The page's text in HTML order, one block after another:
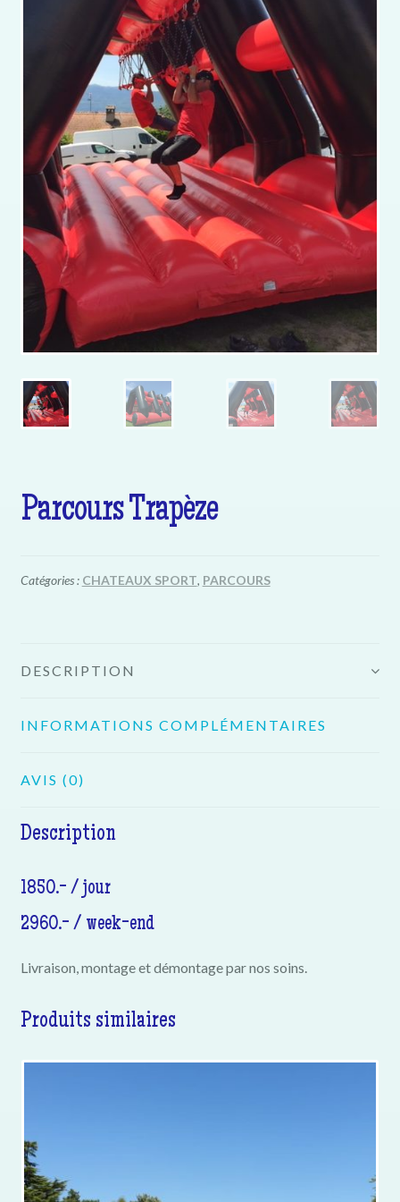
Parcours Trapèze
Catégories : CHATEAUX SPORT, PARCOURS
DESCRIPTION
INFORMATIONS COMPLÉMENTAIRES
AVIS (0)
Description
1850.- / jour
2960.- / week-end
Livraison, montage et démontage par nos soins.
Produits similaires